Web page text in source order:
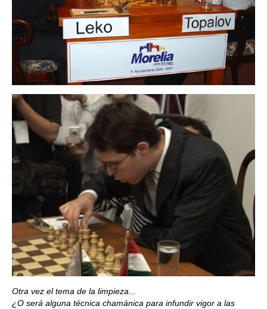
Otra vez el tema de la limpieza...
¿O será alguna técnica chamánica para infundir vigor a las